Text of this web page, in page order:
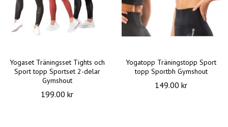
Yogaset Träningsset Tights och
Sport topp Sportset 2-delar
Gymshout
199.00 kr
Yogatopp Träningstopp Sport
topp Sportbh Gymshout
149.00 kr